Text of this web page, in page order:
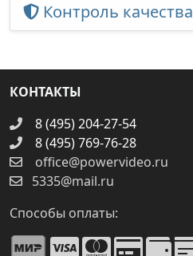
Контроль качества
КОНТАКТЫ
8 (495) 204-27-54
8 (495) 769-76-28
office@powervideo.ru
5335@mail.ru
Способы оплаты: